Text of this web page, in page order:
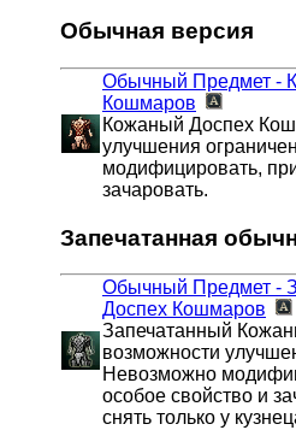
Обычная версия
Обычный Предмет -
Кошмаров
Кожаный Доспех
улучшения
модифицировать,
зачаровать.
Запечатанная
Обычный Предмет -
Доспех Кошмаров
Запечатанный
возможности
Невозможно
особое свойство и
снять только у